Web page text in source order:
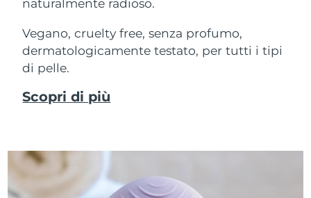
naturalmente radioso.
Vegano, cruelty free, senza profumo,
dermatologicamente testato, per tutti i tipi
di pelle.
Scopri di più